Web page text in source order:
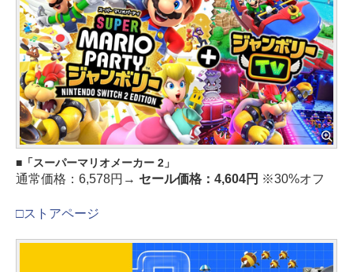
「スーパーマリオメーカー 2」
通常価格：6,578円→ セール価格：4,604円 ※30%オフ
□ストアページ